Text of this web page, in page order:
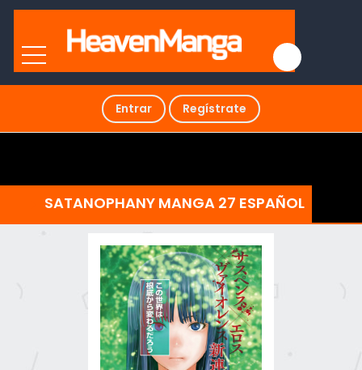
Entrar Regístrate
SATANOPHANY MANGA 27 ESPAÑOL